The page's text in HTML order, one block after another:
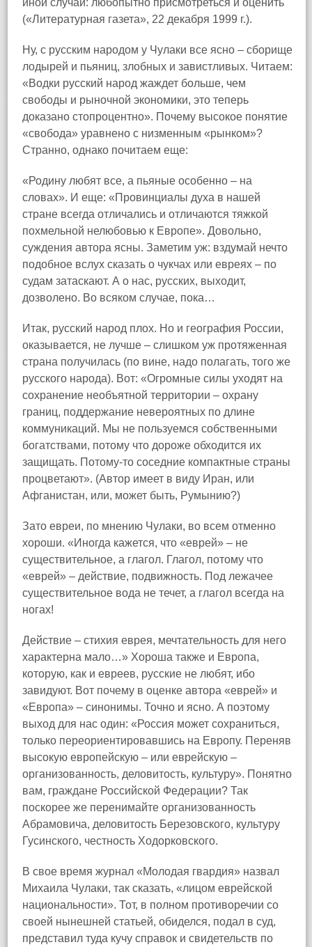
иной случай: любопытно присмотреться и оценить
(«Литературная газета», 22 декабря 1999 г.).
Ну, с русским народом у Чулаки все ясно – сборище
лодырей и пьяниц, злобных и завистливых. Читаем:
«Водки русский народ жаждет больше, чем
свободы и рыночной экономики, это теперь
доказано стопроцентно». Почему высокое понятие
«свобода» уравнено с низменным «рынком»?
Странно, однако почитаем еще:
«Родину любят все, а пьяные особенно – на
словах». И еще: «Провинциалы духа в нашей
стране всегда отличались и отличаются тяжкой
похмельной нелюбовью к Европе». Довольно,
суждения автора ясны. Заметим уж: вздумай нечто
подобное вслух сказать о чукчах или евреях – по
судам затаскают. А о нас, русских, выходит,
дозволено. Во всяком случае, пока…
Итак, русский народ плох. Но и география России,
оказывается, не лучше – слишком уж протяженная
страна получилась (по вине, надо полагать, того же
русского народа). Вот: «Огромные силы уходят на
сохранение необъятной территории – охрану
границ, поддержание невероятных по длине
коммуникаций. Мы не пользуемся собственными
богатствами, потому что дороже обходится их
защищать. Потому‑то соседние компактные страны
процветают». (Автор имеет в виду Иран, или
Афганистан, или, может быть, Румынию?)
Зато евреи, по мнению Чулаки, во всем отменно
хороши. «Иногда кажется, что «еврей» – не
существительное, а глагол. Глагол, потому что
«еврей» – действие, подвижность. Под лежачее
существительное вода не течет, а глагол всегда на
ногах!
Действие – стихия еврея, мечтательность для него
характерна мало…» Хороша также и Европа,
которую, как и евреев, русские не любят, ибо
завидуют. Вот почему в оценке автора «еврей» и
«Европа» – синонимы. Точно и ясно. А поэтому
выход для нас один: «Россия может сохраниться,
только переориентировавшись на Европу. Переняв
высокую европейскую – или еврейскую –
организованность, деловитость, культуру». Понятно
вам, граждане Российской Федерации? Так
поскорее же перенимайте организованность
Абрамовича, деловитость Березовского, культуру
Гусинского, честность Ходорковского.
В свое время журнал «Молодая гвардия» назвал
Михаила Чулаки, так сказать, «лицом еврейской
национальности». Тот, в полном противоречии со
своей нынешней статьей, обиделся, подал в суд,
представил туда кучу справок и свидетельств по